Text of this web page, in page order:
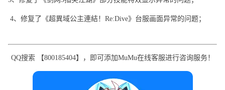
4、修复了《超異域公主連結！Re:Dive》台服画面异常的问题；
QQ搜索 【800185404】，即可添加MuMu在线客服进行咨询服务！